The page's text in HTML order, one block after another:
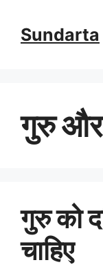
Sundarta
गुरु और
गुरु को
चाहिए